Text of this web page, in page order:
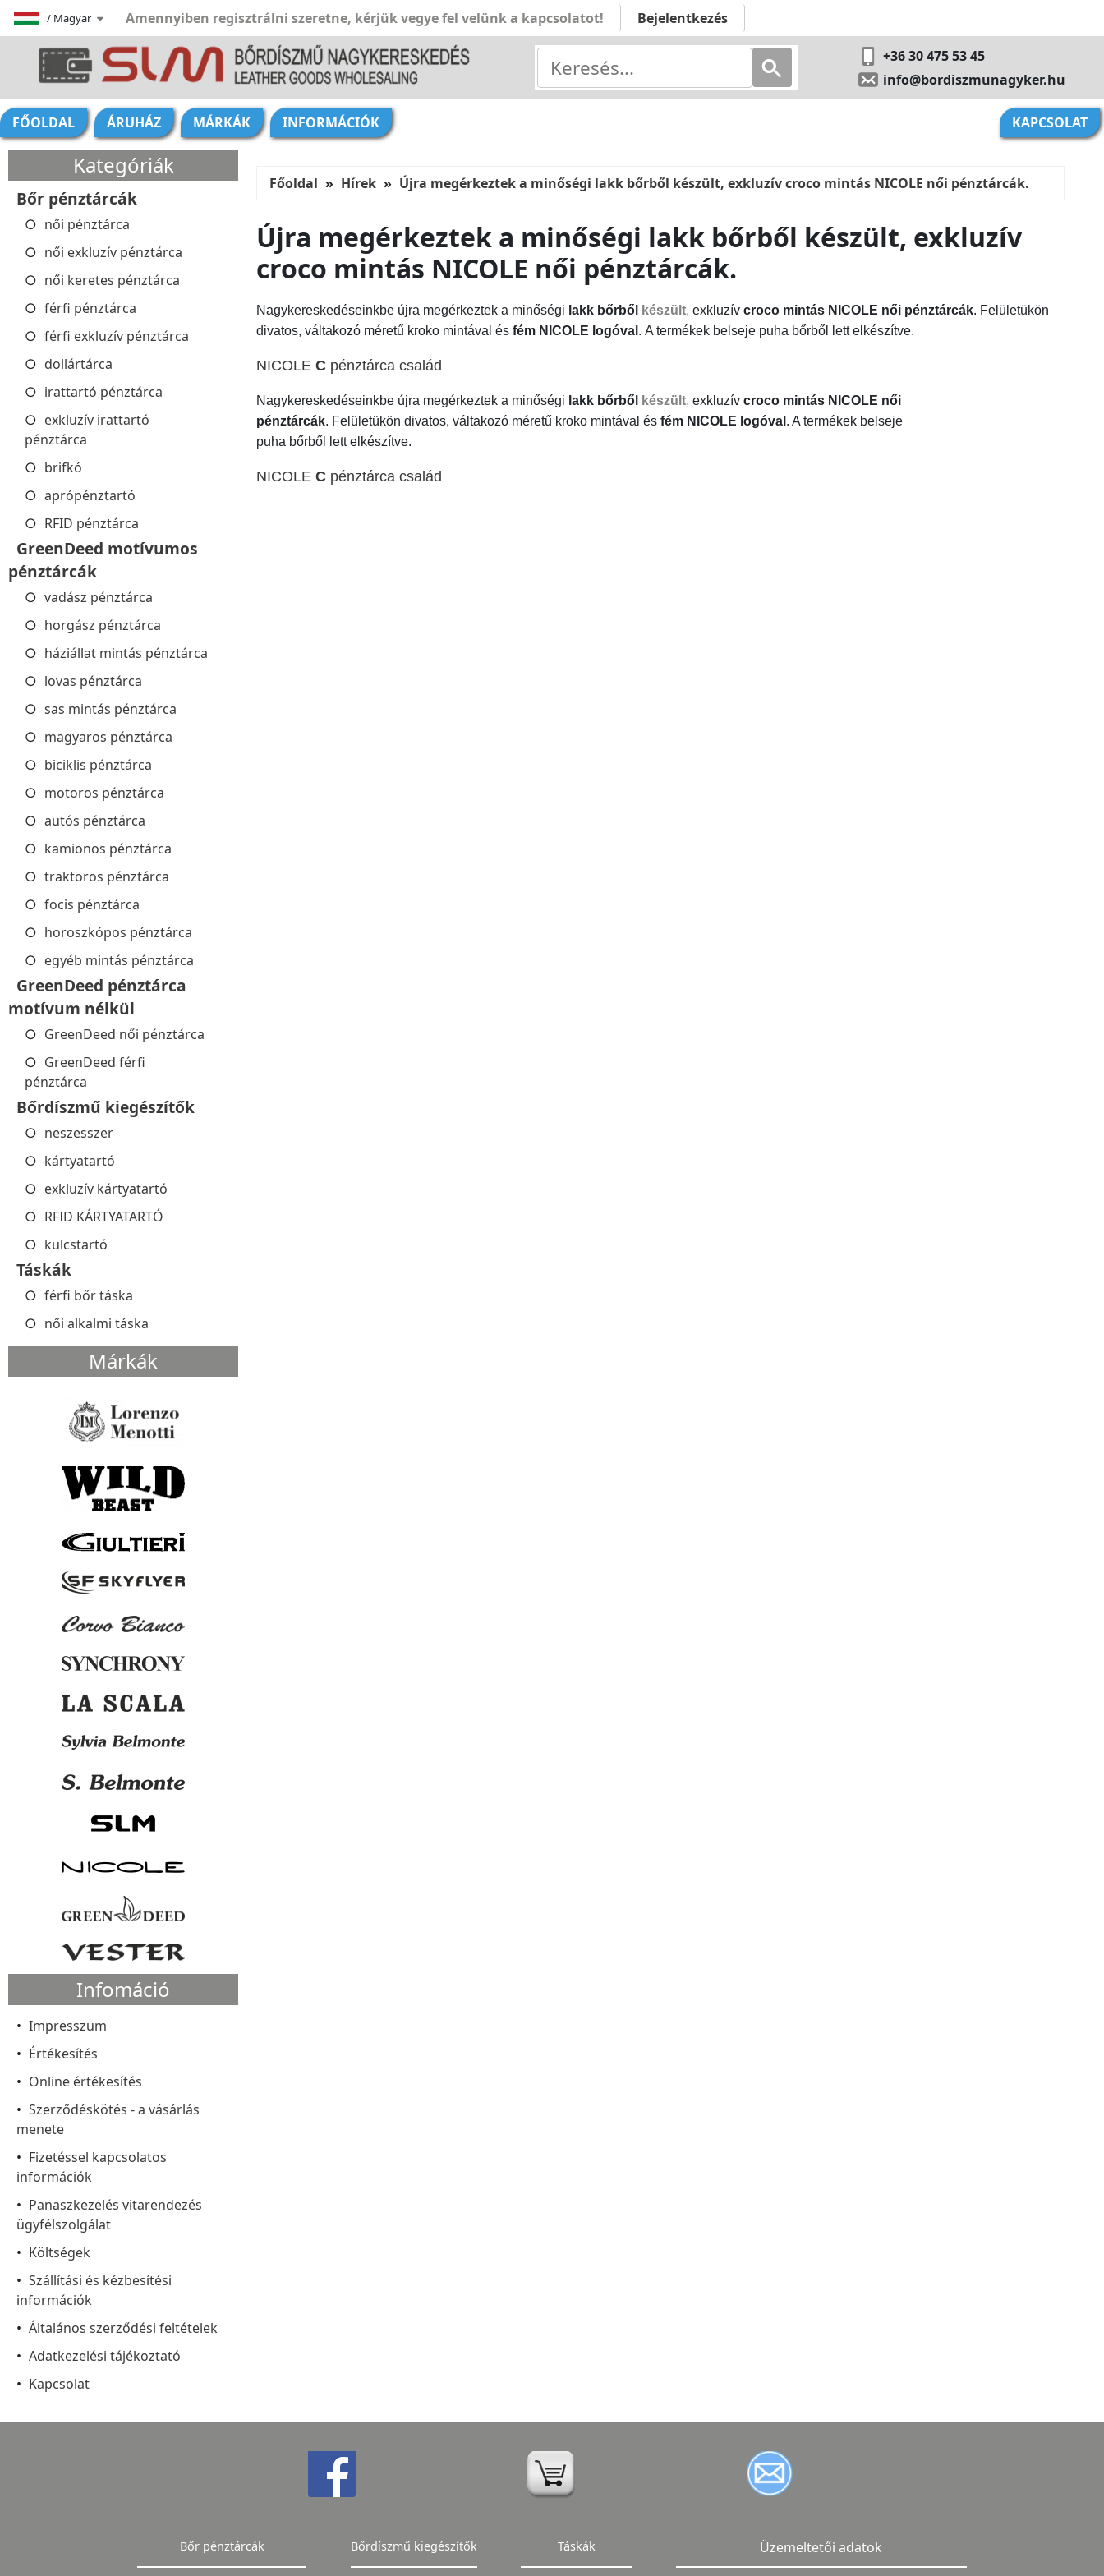
/ Magyar Amennyiben regisztrálni szeretne, kérjük vegye fel velünk a kapcsolatot! Bejelentkezés
+36 30 475 53 45
info@bordiszmunagyker.hu
FŐOLDAL ÁRUHÁZ MÁRKÁK INFORMÁCIÓK KAPCSOLAT
Kategóriák
Bőr pénztárcák
női pénztárca
női exkluzív pénztárca
női keretes pénztárca
férfi pénztárca
férfi exkluzív pénztárca
dollártárca
irattartó pénztárca
exkluzív irattartó
pénztárca
brifkó
aprópénztartó
RFID pénztárca
GreenDeed motívumos
pénztárcák
vadász pénztárca
horgász pénztárca
háziállat mintás pénztárca
lovas pénztárca
sas mintás pénztárca
magyaros pénztárca
biciklis pénztárca
motoros pénztárca
autós pénztárca
kamionos pénztárca
traktoros pénztárca
focis pénztárca
horoszkópos pénztárca
egyéb mintás pénztárca
GreenDeed pénztárca
motívum nélkül
GreenDeed női pénztárca
GreenDeed férfi
pénztárca
Bőrdíszmű kiegészítők
neszesszer
kártyatartó
exkluzív kártyatartó
RFID KÁRTYATARTÓ
kulcstartó
Táskák
férfi bőr táska
női alkalmi táska
Márkák
Infomáció
Impresszum
Értékesítés
Online értékesítés
Szerződéskötés - a vásárlás
menete
Fizetéssel kapcsolatos
információk
Panaszkezelés vitarendezés
ügyfélszolgálat
Költségek
Szállítási és kézbesítési
információk
Általános szerződési feltételek
Adatkezelési tájékoztató
Kapcsolat
Főoldal Hírek Újra megérkeztek a minőségi lakk bőrből készült, exkluzív croco mintás NICOLE női pénztárcák.
Újra megérkeztek a minőségi lakk bőrből készült, exkluzív
croco mintás NICOLE női pénztárcák.
Nagykereskedéseinkbe újra megérkeztek a minőségi lakk bőrből készült, exkluzív croco mintás NICOLE női pénztárcák. Felületükön
divatos, váltakozó méretű kroko mintával és fém NICOLE logóval . A termékek belseje puha bőrből lett elkészítve.
NICOLE C pénztárca család
Nagykereskedéseinkbe újra megérkeztek a minőségi lakk bőrből készült, exkluzív croco mintás NICOLE női
pénztárcák. Felületükön divatos, váltakozó méretű kroko mintával és fém NICOLE logóval . A termékek belseje
puha bőrből lett elkészítve.
NICOLE C pénztárca család
Bőr pénztárcák Bőrdíszmű kiegészítők Táskák Üzemeltetői adatok